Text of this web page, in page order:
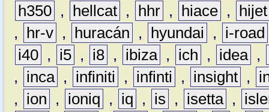
h350 , hellcat , hhr , hiace ,
hijet
,
hr-v , huracán , hyundai ,
i-road
i40 , i5 , i8 , ibiza , ich , idea ,
,
inca , infiniti , infinti , insight ,
,
ion , ioniq , iq , is , isetta ,